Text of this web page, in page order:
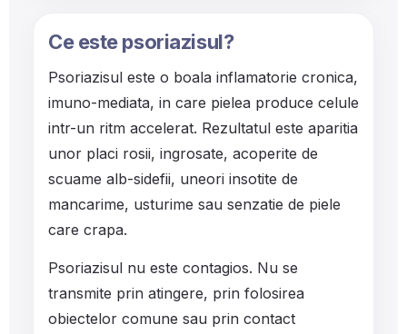
Ce este psoriazisul?
Psoriazisul este o boala inflamatorie cronica,
imuno-mediata, in care pielea produce celule
intr-un ritm accelerat. Rezultatul este aparitia
unor placi rosii, ingrosate, acoperite de
scuame alb-sidefii, uneori insotite de
mancarime, usturime sau senzatie de piele
care crapa.
Psoriazisul nu este contagios. Nu se
transmite prin atingere, prin folosirea
obiectelor comune sau prin contact